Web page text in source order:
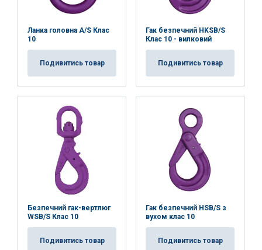
Ланка головна A/S Клас
10
Подивитись товар
Гак безпечний HKSB/S
Клас 10 - вилковий
Подивитись товар
Безпечний гак-вертлюг
WSB/S Клас 10
Подивитись товар
Гак безпечний HSB/S з
вухом клас 10
Подивитись товар